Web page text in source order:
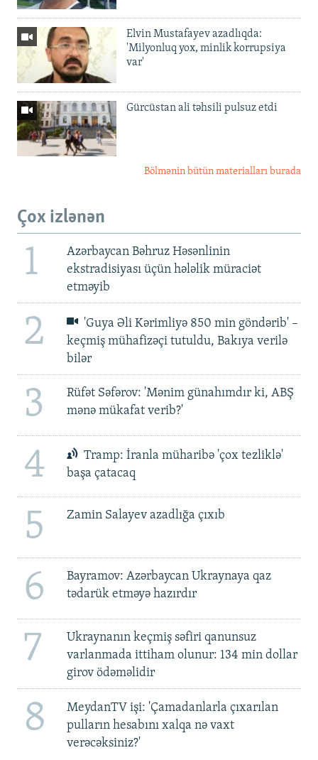
Elvin Mustafayev azadlıqda:
'Milyonluq yox, minlik korrupsiya
var'
Gürcüstan ali təhsili pulsuz etdi
Bölmənin bütün materialları burada
Çox izlənən
1
Azərbaycan Bəhruz Həsənlinin
ekstradisiyası üçün hələlik müraciət
etməyib
2
'Guya Əli Kərimliyə 850 min göndərib' –
keçmiş mühafizəçi tutuldu, Bakıya verilə
bilər
3
Rüfət Səfərov: 'Mənim günahımdır ki, ABŞ
mənə mükafat verib?'
4
Tramp: İranla müharibə 'çox tezliklə'
başa çatacaq
5 Zamin Salayev azadlığa çıxıb
6
Bayramov: Azərbaycan Ukraynaya qaz
tədarük etməyə hazırdır
7
Ukraynanın keçmiş səfiri qanunsuz
varlanmada ittiham olunur: 134 min dollar
girov ödəməlidir
8
MeydanTV işi: 'Çamadanlarla çıxarılan
pulların hesabını xalqa nə vaxt
verəcəksiniz?'